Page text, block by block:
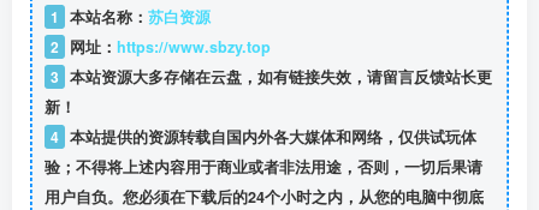
1 本站名称： 苏白资源
2
网址： https://www.sbzy.top
3 本站资源大多存储在云盘，如有链接失效，请留言反馈站长更
新！
4 本站提供的资源转载自国内外各大媒体和网络，仅供试玩体
验；不得将上述内容用于商业或者非法用途，否则，一切后果请
用户自负。您必须在下载后的24个小时之内，从您的电脑中彻底